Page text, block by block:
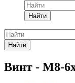
Найти
Найти
Винт - М8-